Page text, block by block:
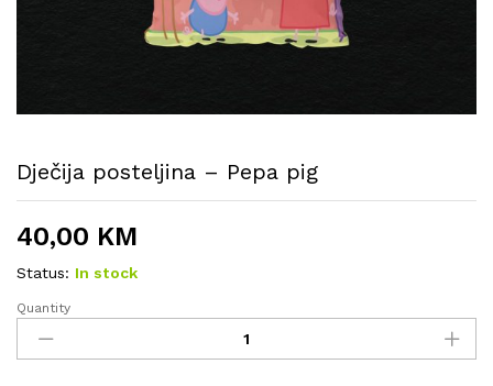
Dječija posteljina – Pepa pig
40,00 KM
Status: In stock
Dječija
posteljina
-
Quantity